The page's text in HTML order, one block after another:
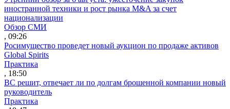
иностранной техники и рост рынка M&A за счет
национализации
Обзор СМИ
, 09:26
Росимущество проведет новый аукцион по продаже активов
Global Spirits
Практика
, 18:50
ВС решит, отвечает ли по долгам брошенной компании новый
руководитель
Практика